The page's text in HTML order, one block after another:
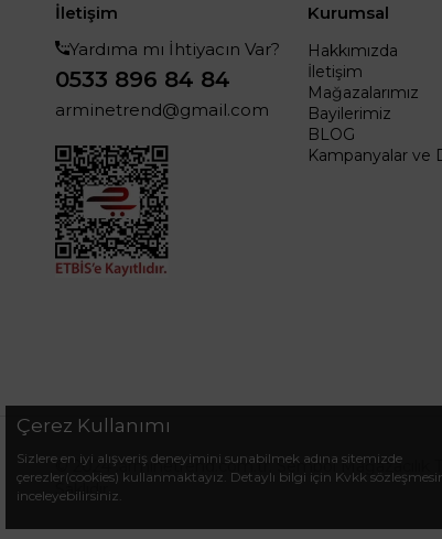
İletişim
Yardıma mı İhtiyacın Var?
0533 896 84 84
arminetrend@gmail.com
Kurumsal
Hakkımızda
İletişim
Mağazalarımız
Bayilerimiz
BLOG
Kampanyalar ve
© 2024 .arminetrend.com.tr. Sembol Mağazacılık
Saklıdır.
Çerez Kullanımı
Sizlere en iyi alışveriş deneyimini sunabilmek adına sitemizde
çerezler(cookies) kullanmaktayız. Detaylı bilgi için Kvkk
inceleyebilirsiniz.